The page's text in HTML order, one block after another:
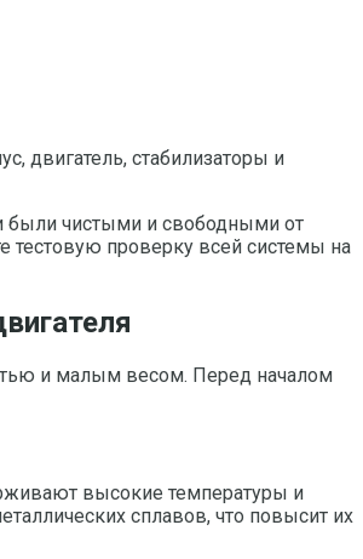
двигатель, стабилизаторы и
были чистыми и свободными от
тестовую проверку всей системы на
и малым весом. Перед началом
высокие температуры и
сплавов, что повысит их